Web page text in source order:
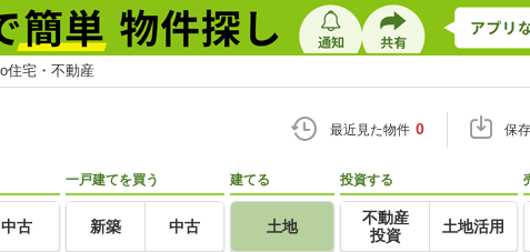
住宅・不動産
最近見た物件 0 保
中古
一戸建てを買う
新築 中古
建てる
土地
投資する
不動産
投資
土地活用